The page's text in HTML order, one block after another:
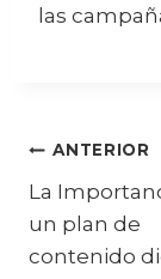
las
ANTERIOR
La
un plan de
contenido